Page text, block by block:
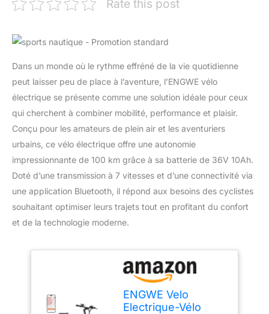
Rate this post
Dans un monde où le rythme effréné de la vie quotidienne
peut laisser peu de place à l’aventure, l’ENGWE vélo
électrique se présente comme une solution idéale pour ceux
qui cherchent à combiner mobilité, performance et plaisir.
Conçu pour les amateurs de plein air et les aventuriers
urbains, ce vélo électrique offre une autonomie
impressionnante de 100 km grâce à sa batterie de 36V 10Ah.
Doté d’une transmission à 7 vitesses et d’une connectivité via
une application Bluetooth, il répond aux besoins des cyclistes
souhaitant optimiser leurs trajets tout en profitant du confort
et de la technologie moderne.
ENGWE Velo
Electrique-Vélo